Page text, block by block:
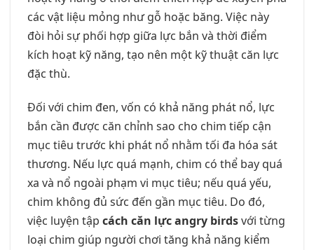
các vật liệu mỏng như gỗ hoặc băng. Việc này
đòi hỏi sự phối hợp giữa lực bắn và thời điểm
kích hoạt kỹ năng, tạo nên một kỹ thuật căn lực
đặc thù.
Đối với chim đen, vốn có khả năng phát nổ, lực
bắn cần được căn chỉnh sao cho chim tiếp cận
mục tiêu trước khi phát nổ nhằm tối đa hóa sát
thương. Nếu lực quá mạnh, chim có thể bay quá
xa và nổ ngoài phạm vi mục tiêu; nếu quá yếu,
chim không đủ sức đến gần mục tiêu. Do đó,
việc luyện tập cách căn lực angry birdsvới từng
loại chim giúp người chơi tăng khả năng kiểm